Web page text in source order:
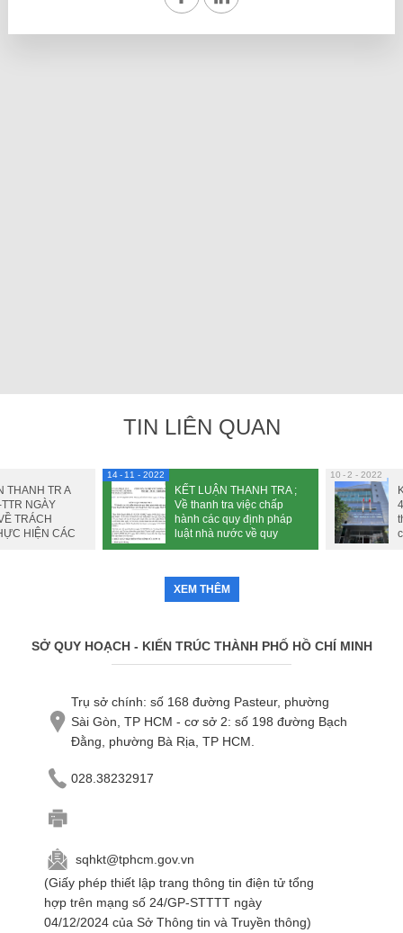
TIN LIÊN QUAN
THANH TR A
NGÀY
TRÁCH
HIỆN CÁC
14 11 - 2022
KẾT LUẬN THANH TRA ;
Về thanh tra việc chấp
hành các quy định pháp
luật nhà nước về quy
hoạch đô thị đã được phê
Bình Thạnh
10 2 - 2022
XEM THÊM
SỞ QUY HOẠCH - KIẾN TRÚC THÀNH PHỐ HỒ CHÍ MINH
Trụ sở chính: số 168 đường Pasteur, phường
Sài Gòn, TP HCM - cơ sở 2: số 198 đường Bạch
Đằng, phường Bà Rịa, TP HCM.
028.38232917
sqhkt@tphcm.gov.vn
(Giấy phép thiết lập trang thông tin điện tử tổng
hợp trên mạng số 24/GP-STTTT ngày
04/12/2024 của Sở Thông tin và Truyền thông)